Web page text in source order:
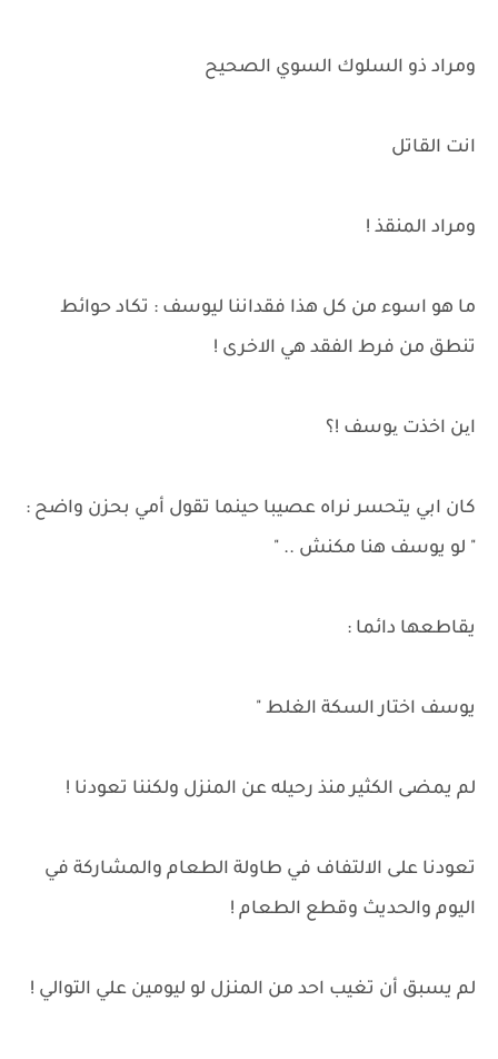
ومراد ذو السلوك السوي الصحيح
انت القاتل
ومراد المنقذ !
ما هو اسوء من كل هذا فقداننا ليوسف : تكاد حوائط
تنطق من فرط الفقد هي الاخرى !
این اخذت یوسف !؟
كان ابي يتحسر نراه عصيبا حينما تقول أمي بحزن واضح :
" لو يوسف هنا مكنش .. "
يقاطعها دائما :
يوسف اختار السكة الغلط "
لم يمضى الكثير منذ رحيله عن المنزل ولكننا تعودنا !
تعودنا على الالتفاف في طاولة الطعام والمشاركة في
اليوم والحديث وقطع الطعام !
لم يسبق أن تغيب احد من المنزل لو ليومين علي التوالي !